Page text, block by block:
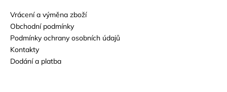
Vrácení a výměna zboží
Obchodní podmínky
Podmínky ochrany osobních údajů
Kontakty
Dodání a platba